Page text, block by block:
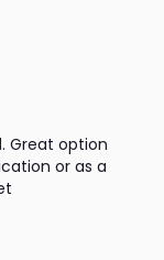
Great option
or as a